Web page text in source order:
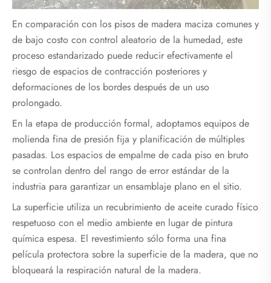
En comparación con los pisos de madera maciza comunes y
de bajo costo con control aleatorio de la humedad, este
proceso estandarizado puede reducir efectivamente el
riesgo de espacios de contracción posteriores y
deformaciones de los bordes después de un uso
prolongado.
En la etapa de producción formal, adoptamos equipos de
molienda fina de presión fija y planificación de múltiples
pasadas. Los espacios de empalme de cada piso en bruto
se controlan dentro del rango de error estándar de la
industria para garantizar un ensamblaje plano en el sitio.
La superficie utiliza un recubrimiento de aceite curado físico
respetuoso con el medio ambiente en lugar de pintura
química espesa. El revestimiento sólo forma una fina
película protectora sobre la superficie de la madera, que no
bloqueará la respiración natural de la madera.